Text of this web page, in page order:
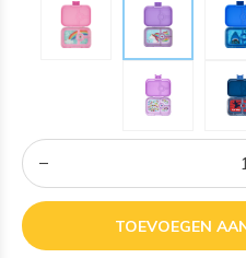
TOEVOEGEN